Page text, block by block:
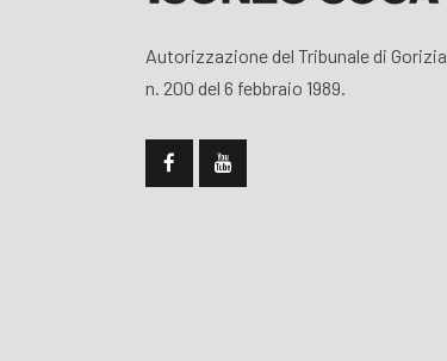
Autorizzazione del Tribunale di Gorizia
n. 200 del 6 febbraio 1989.